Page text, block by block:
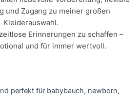
und Zugang zu meiner großen
Kleiderauswahl.
Erinnerungen zu schaffen –
und für immer wertvoll.
perfekt für babybauch, newborn,